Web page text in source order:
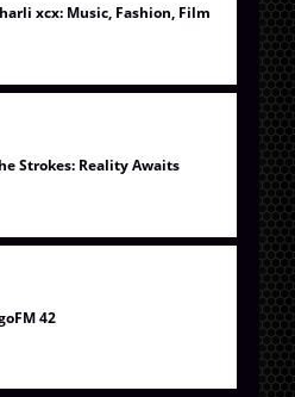
xcx: Music, Fashion, Film
Strokes: Reality Awaits
42